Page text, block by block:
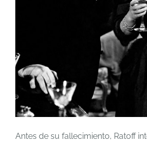
Antes de su fallecimiento, Ratoff